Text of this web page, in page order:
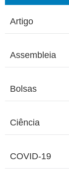
Artigo
Assembleia
Bolsas
Ciência
COVID-19